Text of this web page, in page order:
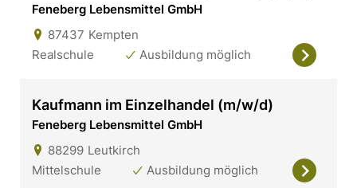
Feneberg Lebensmittel GmbH
87437 Kempten
Realschule
Ausbildung möglich
Kaufmann im Einzelhandel (m/w/d)
Feneberg Lebensmittel GmbH
88299 Leutkirch
Mittelschule
Ausbildung möglich